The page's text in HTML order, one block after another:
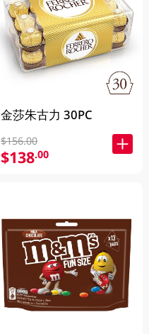
金莎朱古力 30PC
$156.00
$138.00